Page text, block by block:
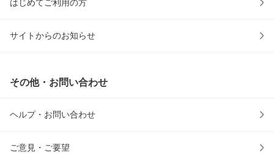
はじめてご利用の方
サイトからのお知らせ
その他・お問い合わせ
ヘルプ・お問い合わせ
ご意見・ご要望